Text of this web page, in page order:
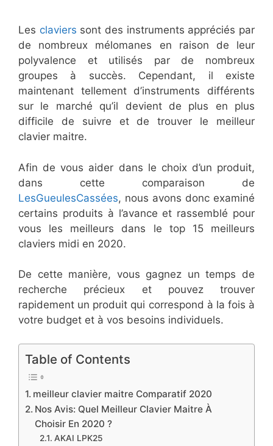
Les claviers sont des instruments appréciés par
de nombreux mélomanes en raison de leur
polyvalence et utilisés par de nombreux
groupes à succès. Cependant, il existe
maintenant tellement d’instruments différents
sur le marché qu’il devient de plus en plus
difficile de suivre et de trouver le meilleur
clavier maitre.
Afin de vous aider dans le choix d’un produit,
dans cette comparaison de
LesGueulesCassées, nous avons donc examiné
certains produits à l’avance et rassemblé pour
vous les meilleurs dans le top 15 meilleurs
claviers midi en 2020.
De cette manière, vous gagnez un temps de
recherche précieux et pouvez trouver
rapidement un produit qui correspond à la fois à
votre budget et à vos besoins individuels.
Table of Contents
​meilleur clavier maitre Comparatif 2020
Nos ​Avis​: Quel Meilleur Clavier Maitre À
Choisir En 2020 ?
​AKAI LPK25